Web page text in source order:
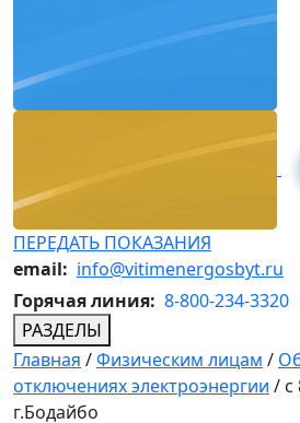
ПЕРЕДАТЬ ПОКАЗАНИЯ
email: info@vitimenergosbyt.ru
Горячая линия: 8-800-234-3320
РАЗДЕЛЫ
Главная /Физическим лицам /
отключениях электроэнергии / с
г.Бодайбо